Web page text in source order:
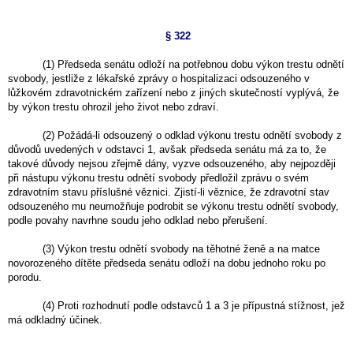
§ 322
(1) Předseda senátu odloží na potřebnou dobu výkon trestu odnětí
svobody, jestliže z lékařské zprávy o hospitalizaci odsouzeného v
lůžkovém zdravotnickém zařízení nebo z jiných skutečností vyplývá, že
by výkon trestu ohrozil jeho život nebo zdraví.
(2) Požádá-li odsouzený o odklad výkonu trestu odnětí svobody z
důvodů uvedených v odstavci 1, avšak předseda senátu má za to, že
takové důvody nejsou zřejmě dány, vyzve odsouzeného, aby nejpozději
při nástupu výkonu trestu odnětí svobody předložil zprávu o svém
zdravotním stavu příslušné věznici. Zjistí-li věznice, že zdravotní stav
odsouzeného mu neumožňuje podrobit se výkonu trestu odnětí svobody,
podle povahy navrhne soudu jeho odklad nebo přerušení.
(3) Výkon trestu odnětí svobody na těhotné ženě a na matce
novorozeného dítěte předseda senátu odloží na dobu jednoho roku po
porodu.
(4) Proti rozhodnutí podle odstavců 1 a 3 je přípustná stížnost, jež
má odkladný účinek.